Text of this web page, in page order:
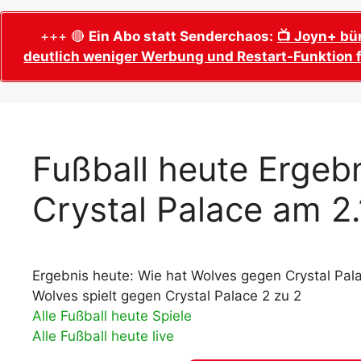
Wer wird Fußball-Weltmeister 2026?
Alle WM 2026 Trainer
Adidas Trionda: offizielle WM 2026
Spielball
Alle Nationalspieler der FIFA Fußball WM
WM 2026 Qualifikation in Europa: Tabelle
& Spielplan
WM 2026
Termine,
WM 2026
WM 2026
Spielort
Fußball WM
Ausfüllen &
+++ 🔴 Ein Abo statt Senderchaos: 📺 Joyn+
deutlich weniger Werbung und Restart-
Fußball heute
Crystal Palace am
Ergebnis heute: Wie hat Wolves gegen Crystal
Wolves spielt gegen Crystal Palace 2 zu 2
Alle Fußball heute Spiele
Alle Fußball heute live